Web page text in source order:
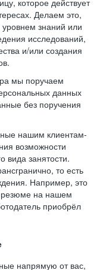
которое действует
Делаем это,
знаний или
исследований,
и/или создания
мы поручаем
данных
без поручения
нашим клиентам-
возможности
вида занятости.
то есть
Например, это
резюме на нашем
приобрёл
напрямую от вас,